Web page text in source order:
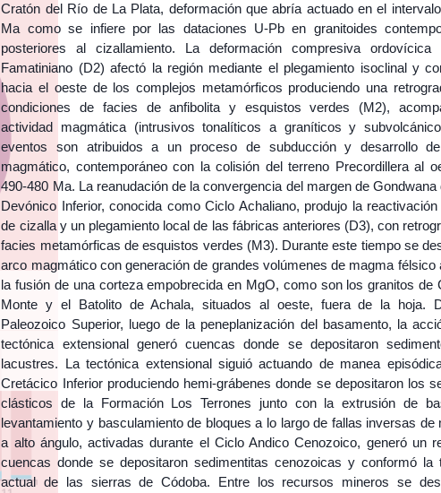
Cratón del Río de La Plata, deformación que abría actuado en el
Ma como se infiere por las dataciones U-Pb en granitoides
posteriores al cizallamiento. La deformación compresiva ordovícica
Famatiniano (D2) afectó la región mediante el plegamiento isoclinal y
hacia el oeste de los complejos metamórficos produciendo una
condiciones de facies de anfibolita y esquistos verdes (M2),
actividad magmática (intrusivos tonalíticos a graníticos y
eventos son atribuidos a un proceso de subducción y desarrollo
magmático, contemporáneo con la colisión del terreno Precordillera al
490-480 Ma. La reanudación de la convergencia del margen de Gondwana
Devónico Inferior, conocida como Ciclo Achaliano, produjo la
de cizalla y un plegamiento local de las fábricas anteriores (D3), con
facies metamórficas de esquistos verdes (M3). Durante este tiempo se
arco magmático con generación de grandes volúmenes de magma félsico
la fusión de una corteza empobrecida en MgO, como son los granitos de
Monte y el Batolito de Achala, situados al oeste, fuera de la hoja.
Paleozoico Superior, luego de la peneplanización del basamento, la
tectónica extensional generó cuencas donde se depositaron
lacustres. La tectónica extensional siguió actuando de manea
Cretácico Inferior produciendo hemi-grábenes donde se depositaron los
clásticos de la Formación Los Terrones junto con la extrusión de
levantamiento y basculamiento de bloques a lo largo de fallas inversas de
a alto ángulo, activadas durante el Ciclo Andico Cenozoico, generó un
cuencas donde se depositaron sedimentitas cenozoicas y conformó la
actual de las sierras de Códoba. Entre los recursos mineros se